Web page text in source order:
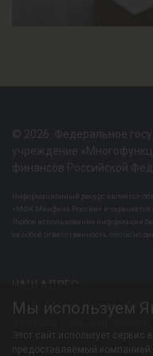
© 2026. Федеральное
учреждение
финансов Российской
Информационный ресурс является
«МФК Минфина России» и охраняется
Любое использование информации
за собой ответственность согласно
НАШ АДРЕС:
141052 Московская
Мы используем
Этот сайт использует сервис
предоставляемый